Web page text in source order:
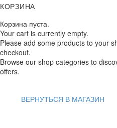
КОРЗИНА
Корзина пуста.
Your cart is currently empty.
Please add some products to your
checkout.
Browse our shop categories to
offers.
ВЕРНУТЬСЯ В МАГАЗИН